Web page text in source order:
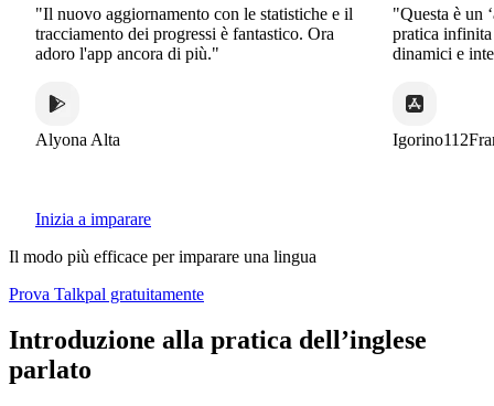
"Il nuovo aggiornamento con le statistiche e il
tracciamento dei progressi è fantastico. Ora
adoro l'app ancora di più."
Alyona Alta
"Questa è un
pratica infinita
dinamici e
Inizia a imparare
Il modo più efficace per imparare una lingua
Prova Talkpal gratuitamente
Introduzione alla pratica dell’inglese
parlato